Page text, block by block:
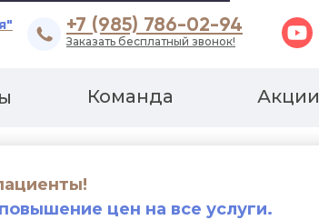
Заказать бесплатный звонок!
Команда Акции
+7 (985) 786-02-94
цен на все услуги.